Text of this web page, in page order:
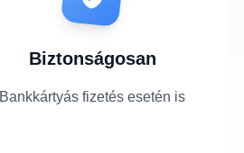
Biztonságosan
Bankkártyás fizetés esetén is